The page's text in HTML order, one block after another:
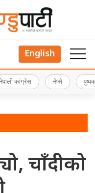
English
कांग्रेस नेप्से
चाँदीको